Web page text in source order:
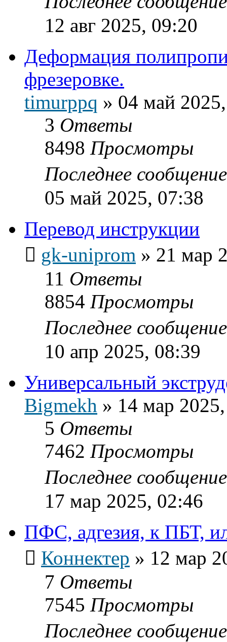
12 авг 2025, 09:20
Деформация
фрезеровке.
timurppq » 04 май
3 Ответы
8498 Просмотры
Последнее
05 май 2025, 07:38
Перевод инструкции
gk-uniprom » 21 мар
11 Ответы
8854 Просмотры
Последнее
10 апр 2025, 08:39
Универсальный
Bigmekh » 14 мар
5 Ответы
7462 Просмотры
Последнее
17 мар 2025, 02:46
ПФС, адгезия, к ПБТ,
Коннектер » 12 мар
7 Ответы
7545 Просмотры
Последнее